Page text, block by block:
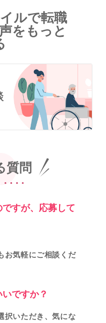
ルで転職
をもっと
質問
すが、応募して
お気軽にご相談くだ
ですか？
択いただき、気にな